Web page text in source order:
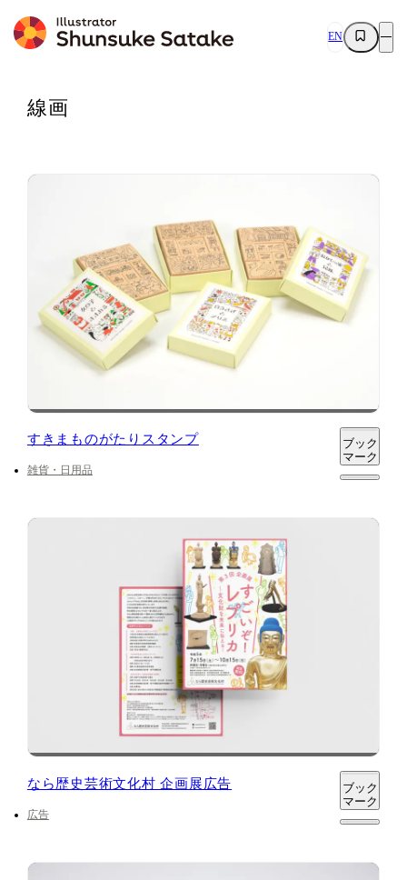
EN
線画
すきまものがたりスタンプ
雑貨・日用品
ブック
マーク
なら歴史芸術文化村 企画展広告
広告
ブック
マーク